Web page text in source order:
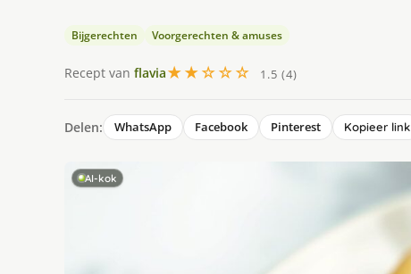
Bijgerechten Voorgerechten & amuses
Recept van flavia★★☆☆☆ 1.5 (4)
Delen: WhatsApp Facebook Pinterest Kopieer link
AI-kok